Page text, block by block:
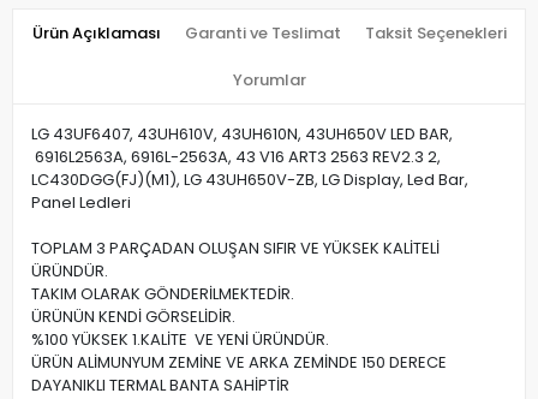
Ürün Açıklaması Garanti ve Teslimat Taksit Seçenekleri
Yorumlar
LG 43UF6407, 43UH610V, 43UH610N, 43UH650V LED BAR,
6916L2563A, 6916L-2563A, 43 V16 ART3 2563 REV2.3 2,
LC430DGG(FJ)(M1), LG 43UH650V-ZB, LG Display, Led Bar,
Panel Ledleri
TOPLAM 3 PARÇADAN OLUŞAN SIFIR VE YÜKSEK KALİTELİ
ÜRÜNDÜR.
TAKIM OLARAK GÖNDERİLMEKTEDİR.
ÜRÜNÜN KENDİ GÖRSELİDİR.
%100 YÜKSEK 1.KALİTE VE YENİ ÜRÜNDÜR.
ÜRÜN ALİMUNYUM ZEMİNE VE ARKA ZEMİNDE 150 DERECE
DAYANIKLI TERMAL BANTA SAHİPTİR